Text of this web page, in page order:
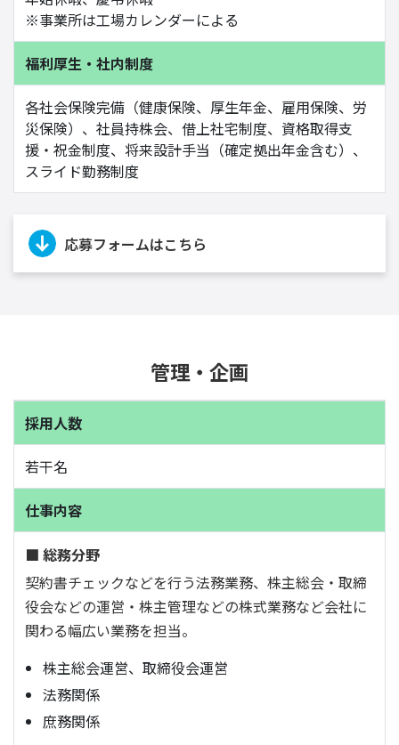
※事業所は工場カレンダーによる
福利厚生・社内制度
各社会保険完備（健康保険、厚生年金、雇用保険、労
災保険）、社員持株会、借上社宅制度、資格取得支
援・祝金制度、将来設計手当（確定拠出年金含む）、
スライド勤務制度
応募フォームはこちら
管理・企画
採用人数
若干名
仕事内容
■ 総務分野
契約書チェックなどを行う法務業務、株主総会・取締
役会などの運営・株主管理などの株式業務など会社に
関わる幅広い業務を担当。
株主総会運営、取締役会運営
法務関係
庶務関係